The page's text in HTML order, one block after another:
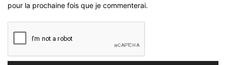
pour la prochaine fois que je commenterai.